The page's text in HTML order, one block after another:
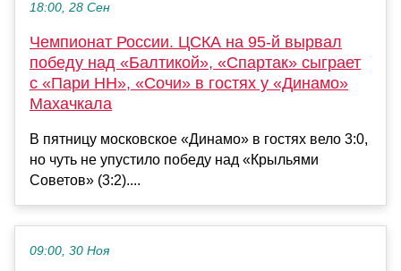
18:00, 28 Сен
Чемпионат России. ЦСКА на 95-й вырвал
победу над «Балтикой», «Спартак» сыграет
с «Пари НН», «Сочи» в гостях у «Динамо»
Махачкала
В пятницу московское «Динамо» в гостях вело 3:0,
но чуть не упустило победу над «Крыльями
Советов» (3:2)....
09:00, 30 Ноя